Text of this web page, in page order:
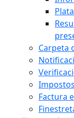
Carpeta
Impostos
Factura